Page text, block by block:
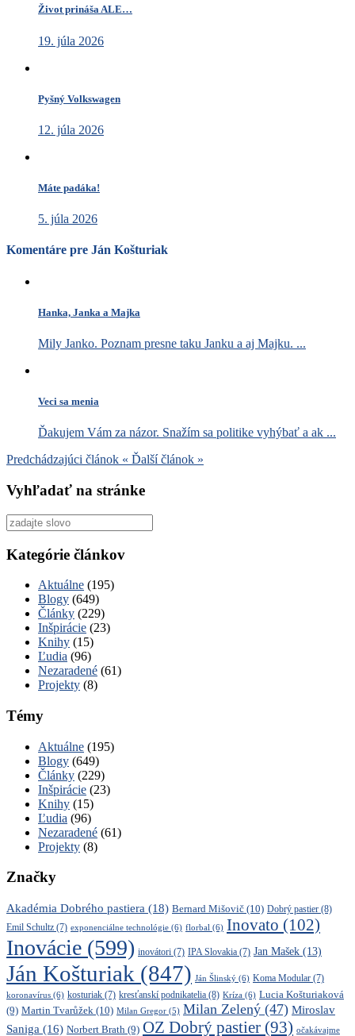
Život prináša ALE…
19. júla 2026
Pyšný Volkswagen
12. júla 2026
Máte padáka!
5. júla 2026
Komentáre pre Ján Košturiak
Hanka, Janka a Majka
Mily Janko. Poznam presne taku Janku a aj Majku. ...
Veci sa menia
Ďakujem Vám za názor. Snažím sa politike vyhýbať a ak ...
Predchádzajúci článok « Ďalší článok »
Vyhľadať na stránke
Vyhľadať
pre:
Kategórie článkov
Aktuálne (195)
Blogy (649)
Články (229)
Inšpirácie (23)
Knihy (15)
Ľudia (96)
Nezaradené (61)
Projekty (8)
Témy
Aktuálne (195)
Blogy (649)
Články (229)
Inšpirácie (23)
Knihy (15)
Ľudia (96)
Nezaradené (61)
Projekty (8)
Značky
Akadémia Dobrého pastiera (18) Bernard Mišovič (10) Dobrý pastier (8)
Emil Schultz (7) exponenciálne technológie (6) florbal (6) Inovato (102)
Inovácie (599) inovátori (7) IPA Slovakia (7) Jan Mašek (13)
Ján Košturiak (847) Ján Šlinský (6) Koma Modular (7)
koronavírus (6) kosturiak (7) kresťanskí podnikatelia (8) Kríza (6) Lucia Košturiaková
(9) Martin Tvarůžek (10) Milan Gregor (5) Milan Zelený (47) Miroslav
Saniga (16) Norbert Brath (9) OZ Dobrý pastier (93) očakávajme